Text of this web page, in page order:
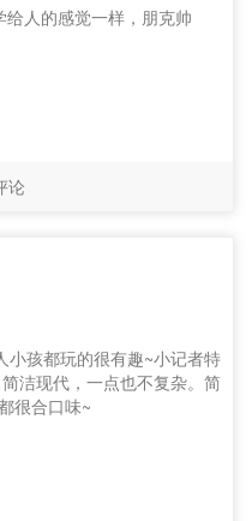
人的感觉一样，朋克帅
论
小孩都玩的很有趣~小记者特
洁现代，一点也不复杂。简
很合口味~